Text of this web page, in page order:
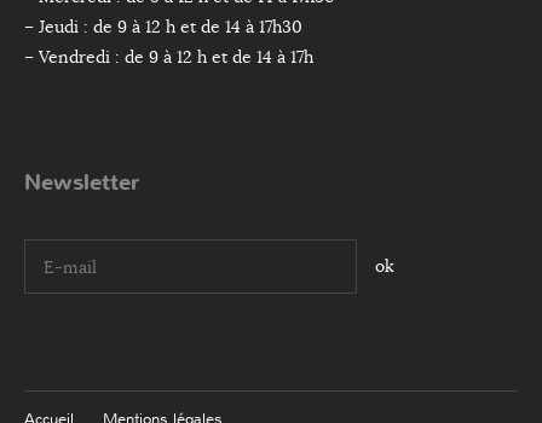
– Jeudi : de 9 à 12 h et de 14 à 17h30
– Vendredi : de 9 à 12 h et de 14 à 17h
Newsletter
I agree terms and conditions.*
Accueil Mentions légales